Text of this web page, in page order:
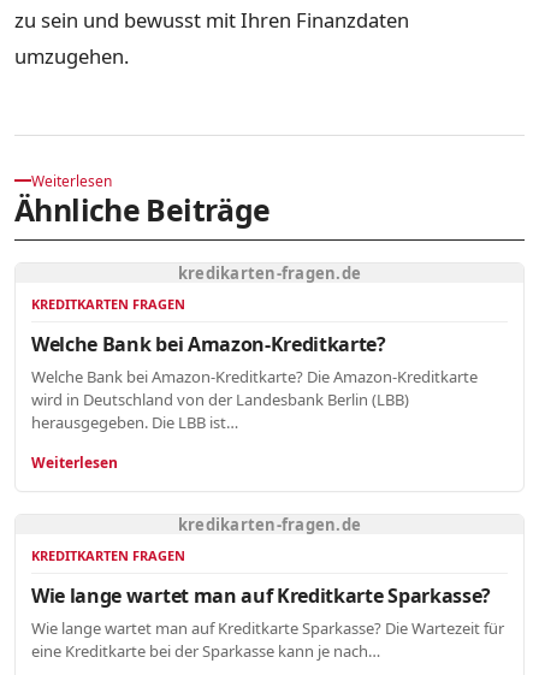
zu sein und bewusst mit Ihren Finanzdaten
umzugehen.
Weiterlesen
Ähnliche Beiträge
kredikarten-fragen.de
KREDITKARTEN FRAGEN
Welche Bank bei Amazon-Kreditkarte?
Welche Bank bei Amazon-Kreditkarte? Die Amazon-Kreditkarte
wird in Deutschland von der Landesbank Berlin (LBB)
herausgegeben. Die LBB ist…
Weiterlesen
kredikarten-fragen.de
KREDITKARTEN FRAGEN
Wie lange wartet man auf Kreditkarte Sparkasse?
Wie lange wartet man auf Kreditkarte Sparkasse? Die Wartezeit für
eine Kreditkarte bei der Sparkasse kann je nach…